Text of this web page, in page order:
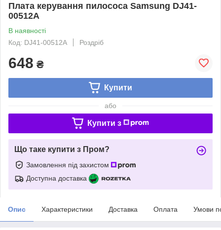
Плата керування пилососа Samsung DJ41-
00512A
В наявності
Код: DJ41-00512A
Роздріб
648 ₴
Купити
або
Купити з
Що таке купити з Пром?
Замовлення під захистом
Доступна доставка
Опис Характеристики Доставка Оплата Умови